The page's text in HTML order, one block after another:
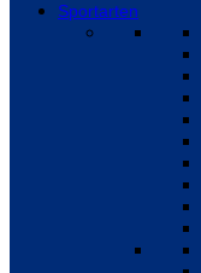
Sportarten